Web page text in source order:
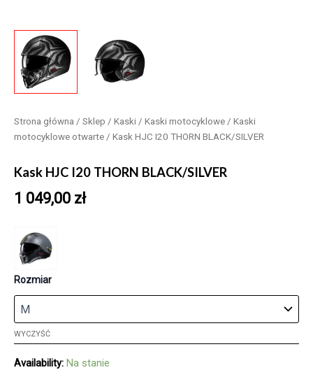
Strona główna / Sklep / Kaski / Kaski motocyklowe / Kaski
motocyklowe otwarte / Kask HJC I20 THORN BLACK/SILVER
Kask HJC I20 THORN BLACK/SILVER
1 049,00 zł
Rozmiar
WYCZYŚĆ
Availability: Na stanie